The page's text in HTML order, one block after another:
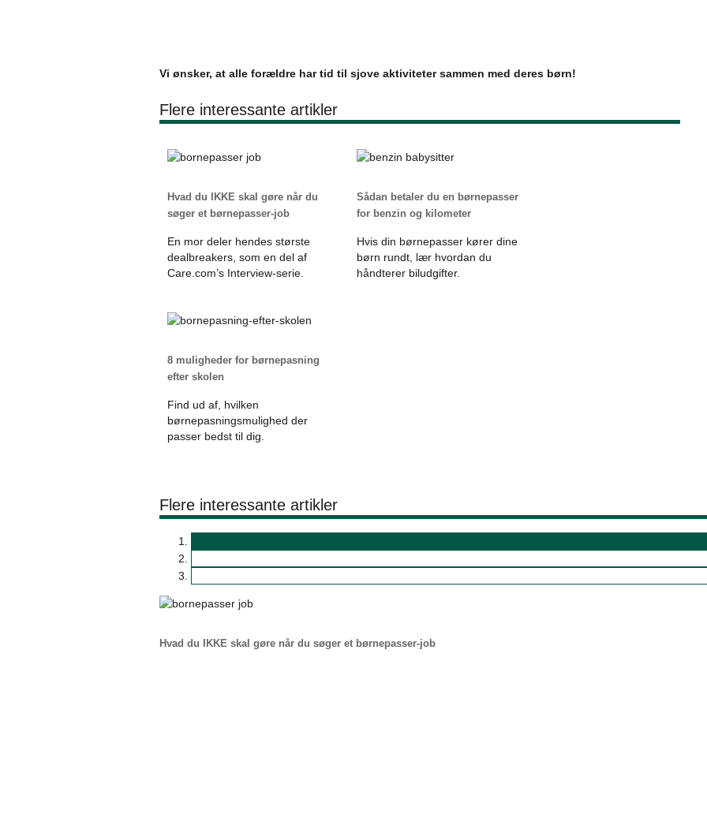
Vi ønsker, at alle forældre har tid til sjove aktiviteter sammen med deres børn!
Flere interessante artikler
Hvad du IKKE skal gøre når du
søger et børnepasser-job
En mor deler hendes største
dealbreakers, som en del af
Care.com’s Interview-serie.
Sådan betaler du en børnepasser
for benzin og kilometer
Hvis din børnepasser kører dine
børn rundt, lær hvordan du
håndterer biludgifter.
8 muligheder for børnepasning
efter skolen
Find ud af, hvilken
børnepasningsmulighed der
passer bedst til dig.
Flere interessante artikler
Hvad du IKKE skal gøre når du søger et børnepasser-job